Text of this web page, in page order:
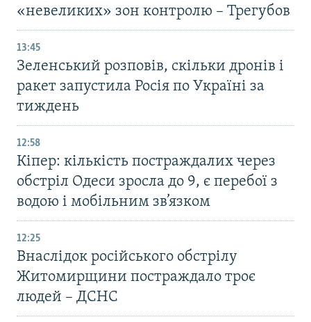
«невеликих» зон контролю – Трегубов
13:45
Зеленський розповів, скільки дронів і
ракет запустила Росія по Україні за
тиждень
12:58
Кіпер: кількість постраждалих через
обстріл Одеси зросла до 9, є перебої з
водою і мобільним зв’язком
12:25
Внаслідок російського обстрілу
Житомирщини постраждало троє
людей – ДСНС